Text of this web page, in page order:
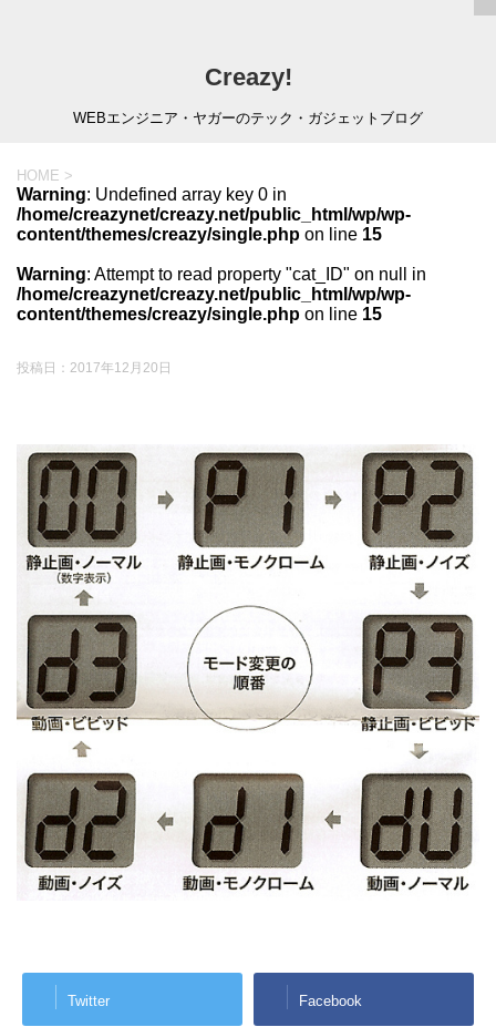
Creazy!
WEBエンジニア・ヤガーのテック・ガジェットブログ
HOME >
Warning: Undefined array key 0 in
/home/creazynet/creazy.net/public_html/wp/wp-
content/themes/creazy/single.php on line 15
Warning: Attempt to read property "cat_ID" on null in
/home/creazynet/creazy.net/public_html/wp/wp-
content/themes/creazy/single.php on line 15
投稿日： 2017年12月20日
Twitter Facebook